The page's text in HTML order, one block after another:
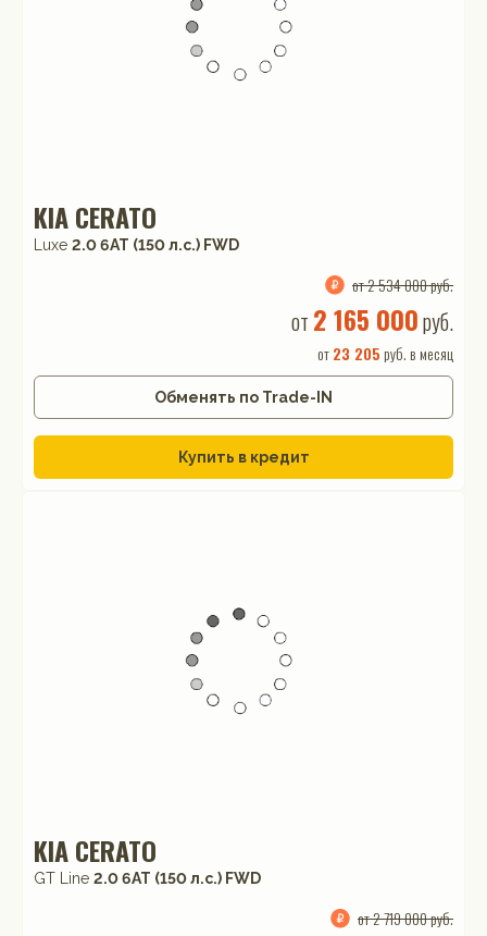
KIA CERATO
Luxe 2.0 6AT (150 л.с.) FWD
от 2 534 000 руб.
от 2 165 000руб.
от23 205 руб. в месяц
Обменять по Trade-IN
Купить в кредит
KIA CERATO
GT Line 2.0 6AT (150 л.с.) FWD
от 2 719 000 руб.